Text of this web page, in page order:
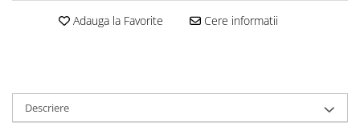
Adauga la Favorite Cere informatii
Descriere